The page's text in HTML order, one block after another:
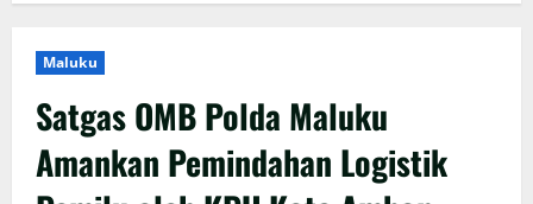
Maluku
Satgas OMB Polda Maluku
Amankan Pemindahan Logistik